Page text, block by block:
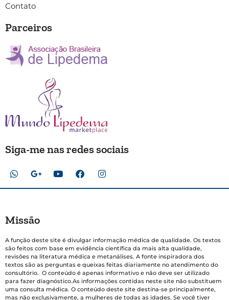
Contato
Parceiros
Siga-me nas redes sociais
Missão
A função deste site é divulgar informação médica de qualidade. Os textos
são feitos com base em evidência científica da mais alta qualidade,
revisões na literatura médica e metanálises. A fonte inspiradora dos
textos são as perguntas e queixas feitas diariamente no atendimento do
consultório. O conteúdo é apenas informativo e não deve ser utilizado
para fazer diagnóstico.As informações contidas neste site não substituem
uma consulta médica. O conteúdo deste site destina-se principalmente,
mas não exclusivamente, a mulheres de todas as idades. Se você tiver